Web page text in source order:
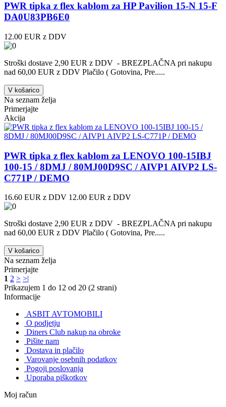
PWR tipka z flex kablom za HP Pavilion 15-N 15-F
DA0U83PB6E0
12.00 EUR z DDV
Stroški dostave 2,90 EUR z DDV - BREZPLAČNA pri nakupu
nad 60,00 EUR z DDV Plačilo ( Gotovina, Pre.....
V košarico
Na seznam želja
Primerjajte
Akcija
PWR tipka z flex kablom za LENOVO 100-15IBJ
100-15 / 8DMJ / 80MJ00D9SC / AIVP1 AIVP2 LS-
C771P / DEMO
16.60 EUR z DDV 12.00 EUR z DDV
Stroški dostave 2,90 EUR z DDV - BREZPLAČNA pri nakupu
nad 60,00 EUR z DDV Plačilo ( Gotovina, Pre.....
V košarico
Na seznam želja
Primerjajte
1 2 > >|
Prikazujem 1 do 12 od 20 (2 strani)
Informacije
ASBIT AVTOMOBILI
O podjetju
Diners Club nakup na obroke
Pišite nam
Dostava in plačilo
Varovanje osebnih podatkov
Pogoji poslovanja
Uporaba piškotkov
Moj račun